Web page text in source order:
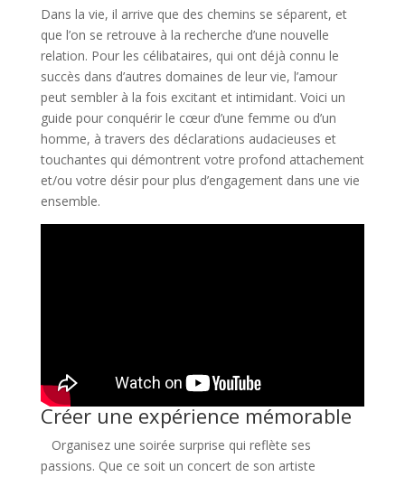
Dans la vie, il arrive que des chemins se séparent, et
que l’on se retrouve à la recherche d’une nouvelle
relation. Pour les célibataires, qui ont déjà connu le
succès dans d’autres domaines de leur vie, l’amour
peut sembler à la fois excitant et intimidant. Voici un
guide pour conquérir le cœur d’une femme ou d’un
homme, à travers des déclarations audacieuses et
touchantes qui démontrent votre profond attachement
et/ou votre désir pour plus d’engagement dans une vie
ensemble.
Créer une expérience mémorable
Organisez une soirée surprise qui reflète ses
passions. Que ce soit un concert de son artiste